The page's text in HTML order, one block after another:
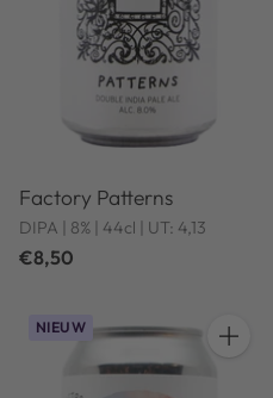
Factory Patterns
DIPA | 8% | 44cl | UT: 4,13
€8,50
NIEUW